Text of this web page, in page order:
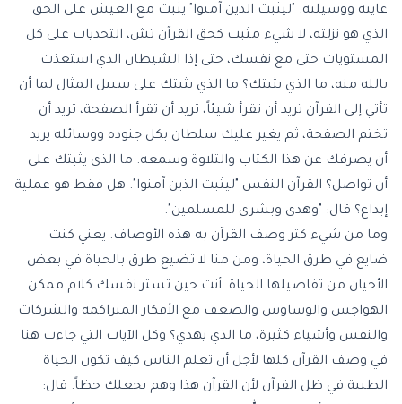
غايته ووسيلته. "ليثبت الذين آمنوا" يثبت مع العيش على الحق
الذي هو نزلته، لا شيء مثبت كحق القرآن تش، التحديات على كل
المستويات حتى مع نفسك، حتى إذا الشيطان الذي استعذت
بالله منه، ما الذي يثبتك؟ ما الذي يثبتك على سبيل المثال لما أن
تأتي إلى القرآن تريد أن تقرأ شيئاً، تريد أن تقرأ الصفحة، تريد أن
تختم الصفحة، ثم يغير عليك سلطان بكل جنوده ووسائله يريد
أن يصرفك عن هذا الكتاب والتلاوة وسمعه. ما الذي يثبتك على
أن تواصل؟ القرآن النفس "ليثبت الذين آمنوا". هل فقط هو عملية
إبداع؟ قال: "وهدى وبشرى للمسلمين".
وما من شيء كثر وصف القرآن به هذه الأوصاف. يعني كنت
ضايع في طرق الحياة، ومن منا لا تضيع طرق بالحياة في بعض
الأحيان من تفاصيلها الحياة. أنت حين تستر نفسك كلام ممكن
الهواجس والوساوس والضعف مع الأفكار المتراكمة والشركات
والنفس وأشياء كثيرة، ما الذي يهدي؟ وكل الآيات التي جاءت هنا
في وصف القرآن كلها لأجل أن تعلم الناس كيف تكون الحياة
الطيبة في ظل القرآن لأن القرآن هذا وهم يجعلك حظاً. قال: